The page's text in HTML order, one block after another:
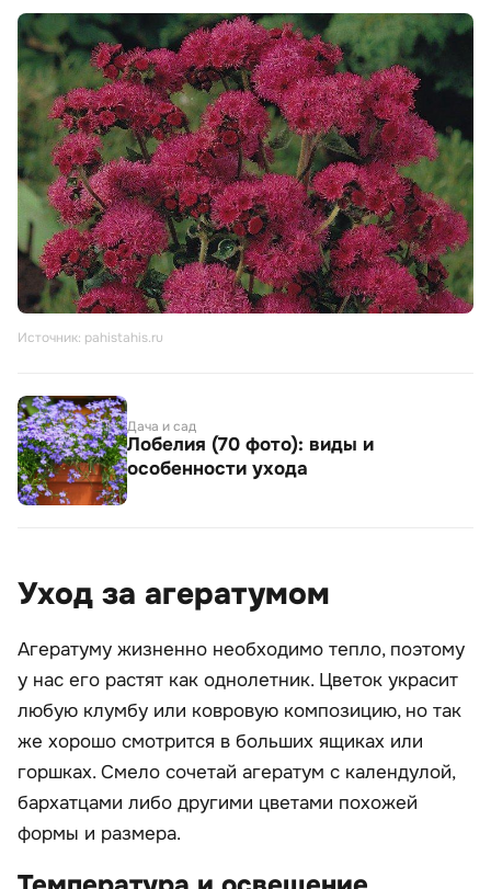
Источник: pahistahis.ru
Дача и сад
Лобелия (70 фото): виды и
особенности ухода
Уход за агератумом
Агератуму жизненно необходимо тепло, поэтому
у нас его растят как однолетник. Цветок украсит
любую клумбу или ковровую композицию, но так
же хорошо смотрится в больших ящиках или
горшках. Смело сочетай агератум с календулой,
бархатцами либо другими цветами похожей
формы и размера.